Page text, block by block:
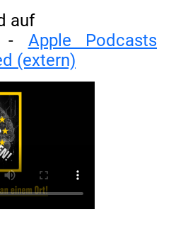
auf
- Apple Podcasts
(extern)